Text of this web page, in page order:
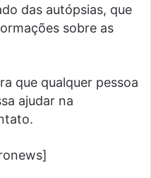
das autópsias, que
sobre as
que qualquer pessoa
ajudar na